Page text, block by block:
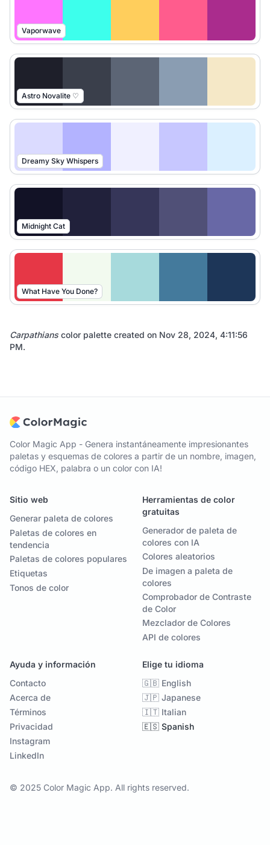
Vaporwave
Astro Novalite ♡
Dreamy Sky Whispers
Midnight Cat
What Have You Done?
Carpathians color palette created on Nov 28, 2024, 4:11:56
PM.
Color Magic App - Genera instantáneamente impresionantes
paletas y esquemas de colores a partir de un nombre, imagen,
código HEX, palabra o un color con IA!
Sitio web
Generar paleta de colores
Paletas de colores en
tendencia
Paletas de colores populares
Etiquetas
Tonos de color
Herramientas de color
gratuitas
Generador de paleta de
colores con IA
Colores aleatorios
De imagen a paleta de
colores
Comprobador de Contraste
de Color
Mezclador de Colores
API de colores
Ayuda y información
Contacto
Acerca de
Términos
Privacidad
Instagram
LinkedIn
Elige tu idioma
🇬🇧 English
🇯🇵 Japanese
🇮🇹 Italian
🇪🇸 Spanish
© 2025 Color Magic App. All rights reserved.